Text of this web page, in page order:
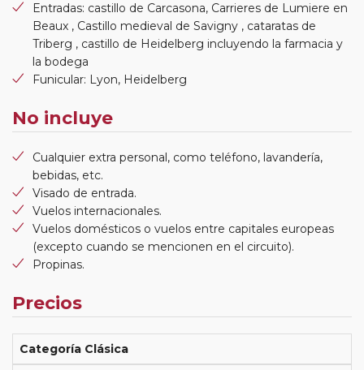
Entradas: castillo de Carcasona, Carrieres de Lumiere en
Beaux , Castillo medieval de Savigny , cataratas de
Triberg , castillo de Heidelberg incluyendo la farmacia y
la bodega
Funicular: Lyon, Heidelberg
No incluye
Cualquier extra personal, como teléfono, lavandería,
bebidas, etc.
Visado de entrada.
Vuelos internacionales.
Vuelos domésticos o vuelos entre capitales europeas
(excepto cuando se mencionen en el circuito).
Propinas.
Precios
Categoría Clásica